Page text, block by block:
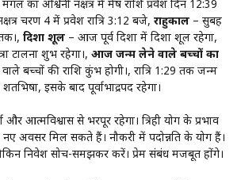
का अश्विनी नक्षत्र में मेष राशि प्रवेश दिन 12:39
चरण 4 में प्रवेश रात्रि 3:12 बजे, राहुकाल – सुबह
दिशा शूल – आज पूर्व दिशा में दिशा शूल रहेगा,
टालना शुभ रहेगा।, आज जन्म लेने वाले बच्चों का
बच्चों की राशि कुंभ होगी।, रात्रि 1:29 तक जन्म
इसके बाद पूर्वाभाद्रपद रहेगा।
आत्मविश्वास से भरपूर रहेगा। त्रिग्रही योग के प्रभाव
अवसर मिल सकते हैं। नौकरी में पदोन्नति के योग हैं।
निवेश सोच-समझकर करें। प्रेम संबंध मजबूत होंगे।